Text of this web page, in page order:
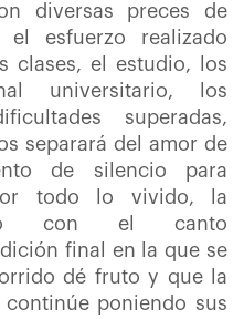
diversas preces de
esfuerzo realizado
clases, el estudio, los
universitario, los
superadas,
separará del amor de
de silencio para
todo lo vivido, la
con el canto
final en la que se
dé fruto y que la
poniendo sus